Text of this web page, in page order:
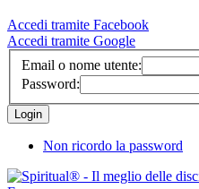
Accedi tramite Facebook
Accedi tramite Google
Email o nome utente:
Password:
Non ricordo la password